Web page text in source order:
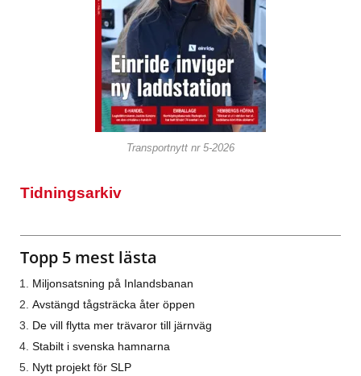
Transportnytt nr 5-2026
Tidningsarkiv
Topp 5 mest lästa
Miljonsatsning på Inlandsbanan
Avstängd tågsträcka åter öppen
De vill flytta mer trävaror till järnväg
Stabilt i svenska hamnarna
Nytt projekt för SLP